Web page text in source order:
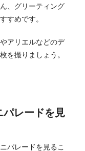
、グリーティング
すめです。
アリエルなどのデ
を撮りましょう。
パレードを見
パレードを見るこ